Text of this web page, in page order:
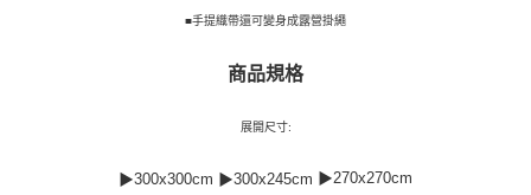
■手提織帶還可變身成露營掛繩
商品規格
展開尺寸:
▶300x300cm ▶300x245cm ▶270x270cm